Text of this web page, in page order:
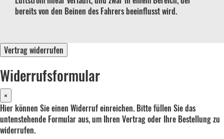
bereits von den Beinen des Fahrers beeinflusst wird.
Vertrag widerrufen
Widerrufsformular
×
Hier können Sie einen Widerruf einreichen. Bitte füllen Sie das
untenstehende Formular aus, um Ihren Vertrag oder Ihre Bestellung zu
widerrufen.